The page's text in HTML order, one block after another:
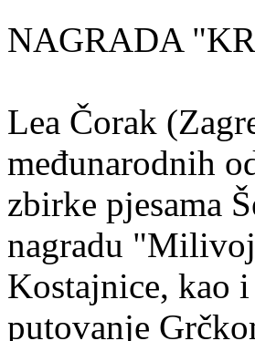
NAGRADA
Lea Čorak
međunarodnih
zbirke pjesama
nagradu
Kostajnice, kao
putovanje